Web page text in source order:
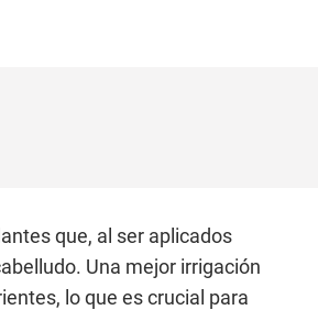
que, al ser aplicados
Una mejor irrigación
lo que es crucial para